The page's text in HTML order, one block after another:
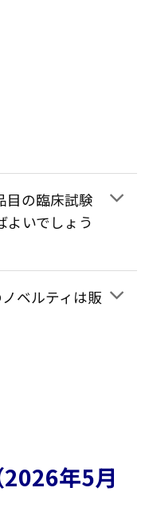
目の臨床試験
よいでしょう
ベルティは販
年5月